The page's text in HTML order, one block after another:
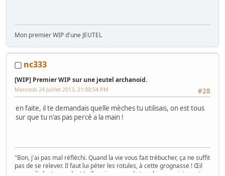
Mon premier WIP d'une JEUTEL
nc333
[WIP] Premier WIP sur une jeutel archanoid.
#28
Mercredi 24 Juillet 2013, 21:00:54 PM
en faite, il te demandais quelle mèches tu utilisais, on est tous
sur que tu n'as pas percé a la main !
"Bon, j'ai pas mal réfléchi. Quand la vie vous fait trébucher, ça ne suffit
pas de se relever. Il faut lui péter les rotules, à cette grognasse ! Œil
pour œil, dent pour dent ! « Essaie un peu de te relever, maintenant,